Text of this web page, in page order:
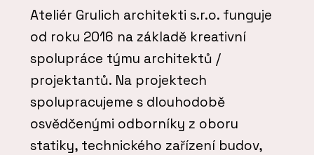
Ateliér Grulich architekti s.r.o. funguje
od roku 2016 na základě kreativní
spolupráce týmu architektů /
projektantů. Na projektech
spolupracujeme s dlouhodobě
osvědčenými odborníky z oboru
statiky, technického zařízení budov,